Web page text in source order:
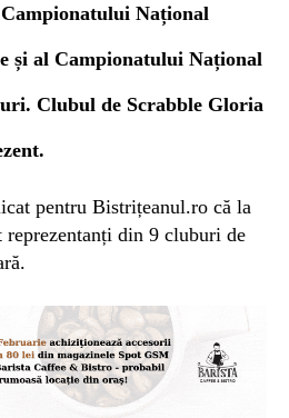
Campionatului Național
și al Campionatului Național
Clubul de Scrabble Gloria
pentru Bistrițeanul.ro că la
reprezentanți din 9 cluburi de